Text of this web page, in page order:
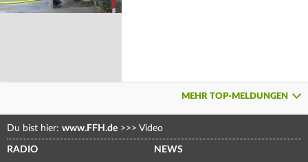
MEHR TOP-MELDUNGEN
Du bist hier: www.FFH.de >>> Video
RADIO NEWS